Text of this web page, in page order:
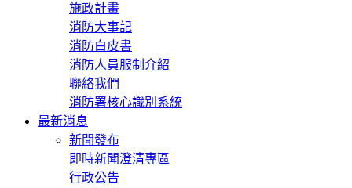
施政計畫
消防大事記
消防白皮書
消防人員服制介紹
聯絡我們
消防署核心識別系統
最新消息
新聞發布
即時新聞澄清專區
行政公告